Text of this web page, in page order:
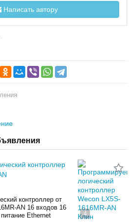
Написать автору
4
контроллер
контроллер от
AN 16 входов 16
Ethernet